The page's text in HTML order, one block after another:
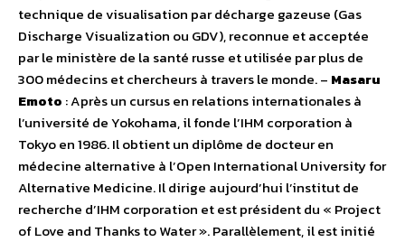
technique de visualisation par décharge gazeuse (Gas
Discharge Visualization ou GDV), reconnue et acceptée
par le ministère de la santé russe et utilisée par plus de
300 médecins et chercheurs à travers le monde. – Masaru
Emoto : Après un cursus en relations internationales à
l’université de Yokohama, il fonde l’IHM corporation à
Tokyo en 1986. Il obtient un diplôme de docteur en
médecine alternative à l’Open International University for
Alternative Medicine. Il dirige aujourd’hui l’institut de
recherche d’IHM corporation et est président du « Project
of Love and Thanks to Water ». Parallèlement, il est initié